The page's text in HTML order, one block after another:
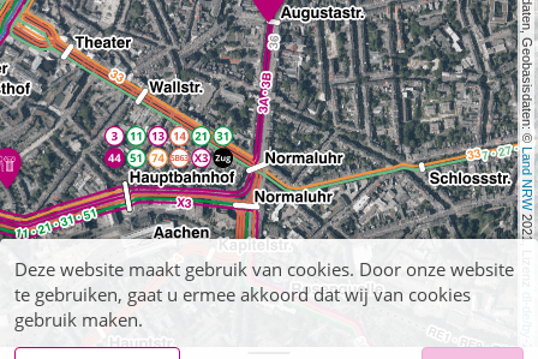
, Kartendaten, Geobasisdaten: ©
Land NRW
2021, Lizenz
dl-de/by-2-0
Deze website maakt gebruik van cookies. Door onze website
te gebruiken, gaat u ermee akkoord dat wij van cookies
gebruik maken.